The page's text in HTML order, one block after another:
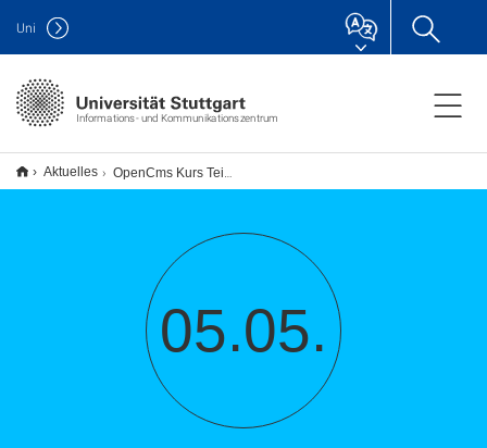
Informations- und Kommunikationszentrum
Uni
Aktuelles OpenCms Kurs Teil III.
05.05.